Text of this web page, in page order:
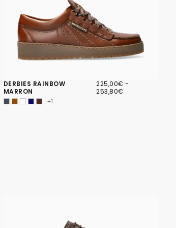
DERBIES RAINBOW
MARRON
225,00€
PRIX
MINIMUM
225,00€ -
253,80€
+1